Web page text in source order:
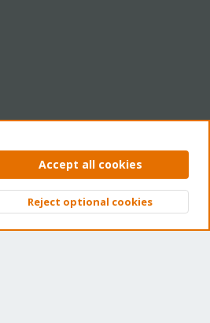
Privacy policy Help Home
Top
Accept all cookies
Reject optional cookies